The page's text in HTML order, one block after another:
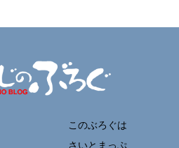
このぶろぐは
さいとまっぷ